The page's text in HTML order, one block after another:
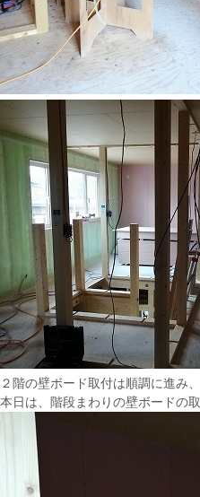
２階の壁ボード取付は順調に進み、
本日は、階段まわりの壁ボードの